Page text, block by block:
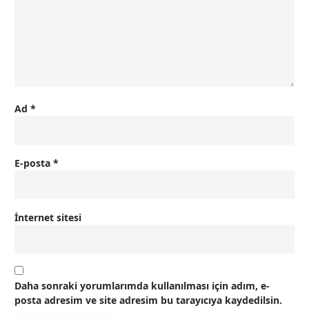
Ad *
E-posta *
İnternet sitesi
Daha sonraki yorumlarımda kullanılması için adım, e-
posta adresim ve site adresim bu tarayıcıya kaydedilsin.